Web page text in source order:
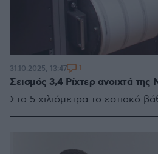
Σεισμός 3,4 Ρίχτερ ανοιχτά της
Στα 5 χιλιόμετρα το εστιακό
31.10.2025, 13:47 1